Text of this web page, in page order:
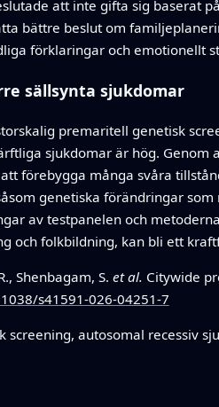
att inte gifta sig baserat
bättre beslut om
förklaringar och emotionellt
sällsynta sjukdomar
premaritell genetisk
sjukdomar är hög.
förebygga många svåra
genetiska förändringar
av testpanelen och
och folkbildning, kan bli ett
Shenbagam, S. et al. Citywide
s41591-026-04251-7
screening, autosomal recessiv